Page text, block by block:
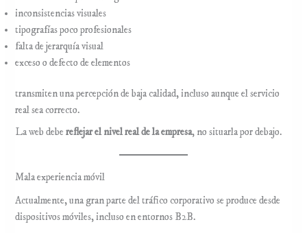
inconsistencias visuales
tipografías poco profesionales
falta de jerarquía visual
exceso o defecto de elementos
transmiten una percepción de baja calidad, incluso aunque el servicio
real sea correcto.
La web debereflejar el nivel real de la empresa, no situarla por debajo.
Mala experiencia móvil
Actualmente, una gran parte del tráfico corporativo se produce desde
dispositivos móviles, incluso en entornos B2B.